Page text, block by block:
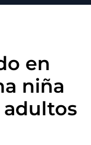
en
niña